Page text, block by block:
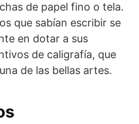
de papel fino o tela.
que sabían escribir se
en dotar a sus
de caligrafía, que
de las bellas artes.